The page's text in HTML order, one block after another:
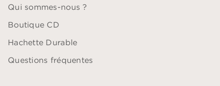
Qui sommes-nous ?
Boutique CD
Hachette Durable
Questions fréquentes